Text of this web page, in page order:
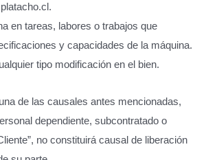
en tareas, labores o trabajos que
y capacidades de la máquina.
tipo modificación en el bien.
de las causales antes mencionadas,
dependiente, subcontratado o
no constituirá causal de liberación